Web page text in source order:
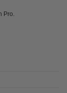
Pro.